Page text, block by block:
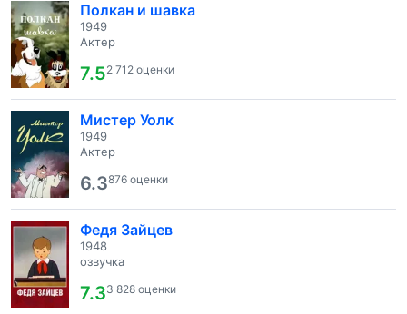
Полкан и шавка
1949
Актер
7.52 712 оценки
Мистер Уолк
1949
Актер
6.3876 оценки
Федя Зайцев
1948
озвучка
7.33 828 оценки